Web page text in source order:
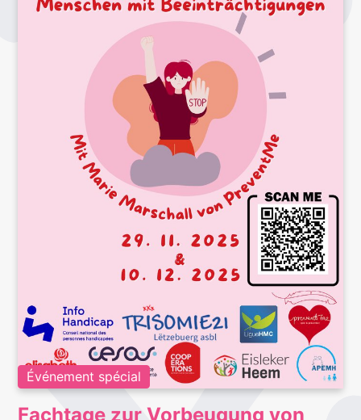
Événement spécial
Fachtage zur Vorbeugung von